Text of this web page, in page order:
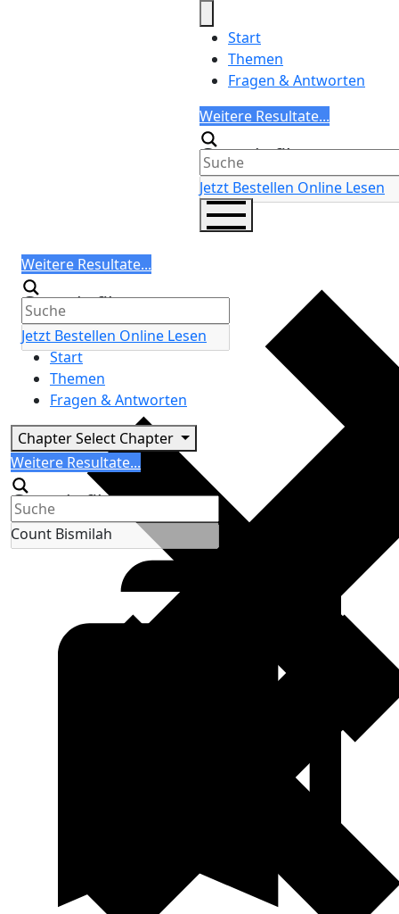
Start
Themen
Fragen & Antworten
Search
Weitere Resultate...
Generic filters
Jetzt Bestellen Online Lesen
Search
Weitere Resultate...
Generic filters
Jetzt Bestellen Online Lesen
Start
Themen
Fragen & Antworten
ChapterSelect Chapter
Search
Weitere Resultate...
Generic filters
Count Bismilah